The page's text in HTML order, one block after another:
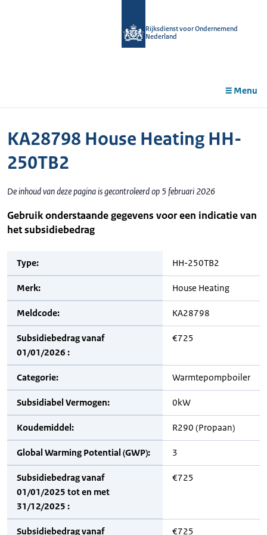
Rijksdienst voor Ondernemend
Nederland
Menu
KA28798 House Heating HH-
250TB2
De inhoud van deze pagina is gecontroleerd op 5 februari 2026
Gebruik onderstaande gegevens voor een indicatie van
het subsidiebedrag
Type: HH-250TB2
Merk: House Heating
Meldcode: KA28798
Subsidiebedrag vanaf
01/01/2026 :
€725
Categorie: Warmtepompboiler
Subsidiabel Vermogen: 0kW
Koudemiddel: R290 (Propaan)
Global Warming Potential (GWP): 3
Subsidiebedrag vanaf
01/01/2025 tot en met
31/12/2025 :
€725
Subsidiebedrag vanaf
€725